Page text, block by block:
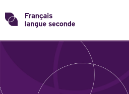
Skip
toTransformons
THÈMES